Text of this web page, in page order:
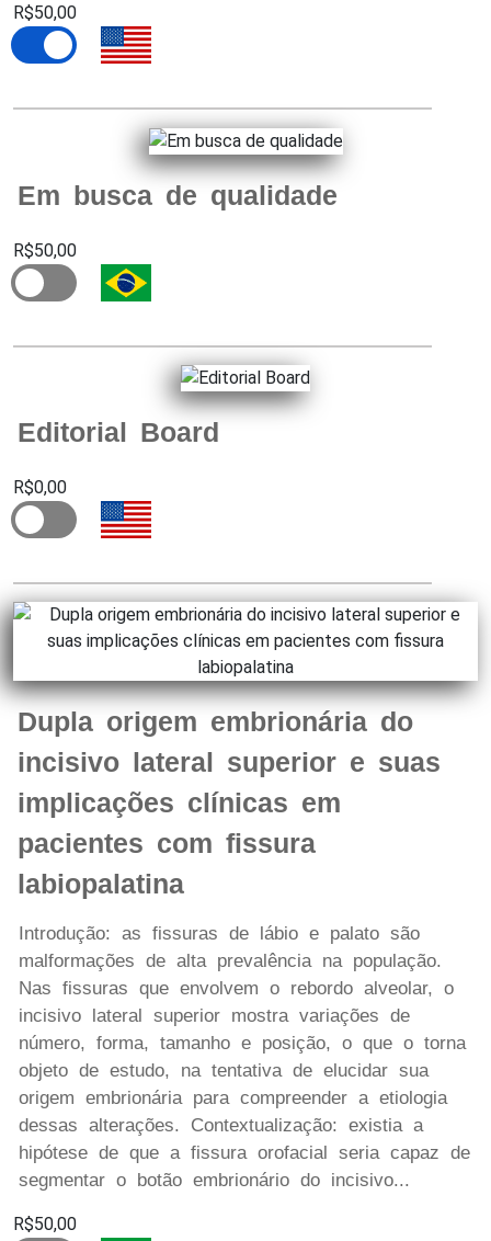
R$50,00
Em busca de qualidade
R$50,00
Editorial Board
R$0,00
Dupla origem embrionária do
incisivo lateral superior e suas
implicações clínicas em
pacientes com fissura
labiopalatina
Introdução: as fissuras de lábio e palato são
malformações de alta prevalência na população.
Nas fissuras que envolvem o rebordo alveolar, o
incisivo lateral superior mostra variações de
número, forma, tamanho e posição, o que o torna
objeto de estudo, na tentativa de elucidar sua
origem embrionária para compreender a etiologia
dessas alterações. Contextualização: existia a
hipótese de que a fissura orofacial seria capaz de
segmentar o botão embrionário do incisivo...
R$50,00